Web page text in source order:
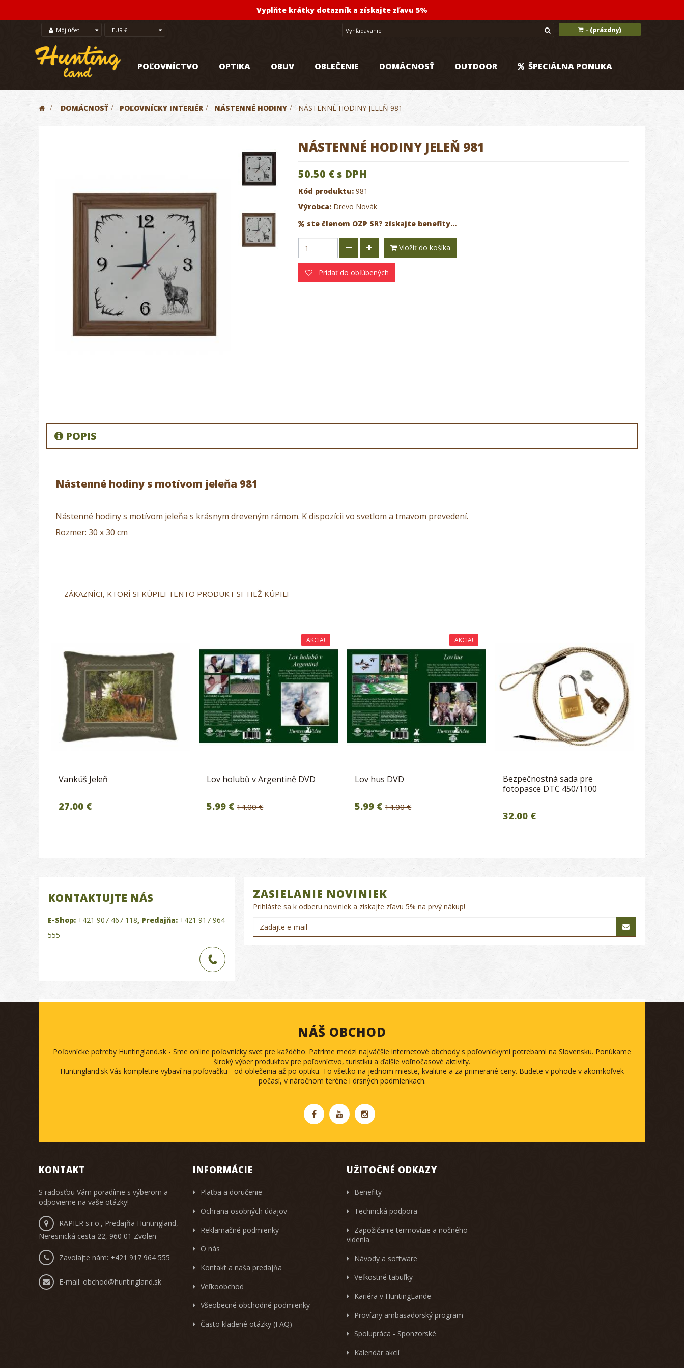
Vyplňte krátky dotazník a získajte zľavu 5%
- (prázdny)
Môj účet EUR €
POĽOVNÍCTVO OPTIKA OBUV OBLEČENIE DOMÁCNOSŤ OUTDOOR ŠPECIÁLNA PONUKA
> DOMÁCNOSŤ > POĽOVNÍCKY INTERIÉR > NÁSTENNÉ HODINY > NÁSTENNÉ HODINY JELEŇ 981
NÁSTENNÉ HODINY JELEŇ 981
50.50 €s DPH
Kód produktu: 981
Výrobca: Drevo Novák
ste členom OZP SR? získajte benefity...
Vložiť do košíka
Pridať do obľúbených
POPIS
Nástenné hodiny s motívom jeleňa 981
Nástenné hodiny s motívom jeleňa s krásnym dreveným rámom. K dispozícii vo svetlom a tmavom prevedení.
Rozmer: 30 x 30 cm
ZÁKAZNÍCI, KTORÍ SI KÚPILI TENTO PRODUKT SI TIEŽ KÚPILI
Vankúš Jeleň
27.00 €
AKCIA!
Lov holubů v Argentině DVD
5.99 €14.00 €
AKCIA!
Lov hus DVD
5.99 €14.00 €
Bezpečnostná sada pre
fotopasce DTC 450/1100
32.00 €
KONTAKTUJTE NÁS
E-Shop: +421 907 467 118, Predajňa: +421 917 964
555
ZASIELANIE NOVINIEK
Prihláste sa k odberu noviniek a získajte zľavu 5% na prvý nákup!
NÁŠ OBCHOD
Poľovnícke potreby Huntingland.sk - Sme online poľovnícky svet pre každého. Patríme medzi najväčšie internetové obchody s poľovníckymi potrebami na Slovensku. Ponúkame
široký výber produktov pre poľovníctvo, turistiku a ďalšie voľnočasové aktivity.
Huntingland.sk Vás kompletne vybaví na poľovačku - od oblečenia až po optiku. To všetko na jednom mieste, kvalitne a za primerané ceny. Budete v pohode v akomkoľvek
počasí, v náročnom teréne i drsných podmienkach.
KONTAKT
S radosťou Vám poradíme s výberom a
odpovieme na vaše otázky!
RAPIER s.r.o., Predajňa Huntingland,
Neresnická cesta 22, 960 01 Zvolen
Zavolajte nám: +421 917 964 555
E-mail: obchod@huntingland.sk
INFORMÁCIE
Platba a doručenie
Ochrana osobných údajov
Reklamačné podmienky
O nás
Kontakt a naša predajňa
Veľkoobchod
Všeobecné obchodné podmienky
Často kladené otázky (FAQ)
UŽITOČNÉ ODKAZY
Benefity
Technická podpora
Zapožičanie termovízie a nočného
videnia
Návody a software
Veľkostné tabuľky
Kariéra v HuntingLande
Provízny ambasadorský program
Spolupráca - Sponzorské
Kalendár akcií